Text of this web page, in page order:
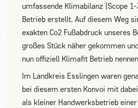
umfassende Klimabilanz (Scope
Betrieb erstellt. Auf diesem Weg
exakten Co2 Fußabdruck unseres
großes Stück näher gekommen
nun offiziell Klimafit Betrieb
Im Landkreis Esslingen waren
bei diesem ersten Konvoi mit
als kleiner Handwerksbetrieb